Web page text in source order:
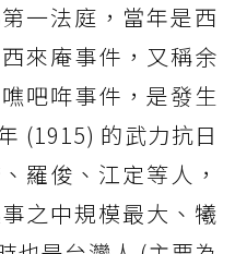
一法庭，當年是西
來庵事件，又稱余
吧哖事件，是發生
(1915) 的武力抗日
羅俊、江定等人，
之中規模最大、犧